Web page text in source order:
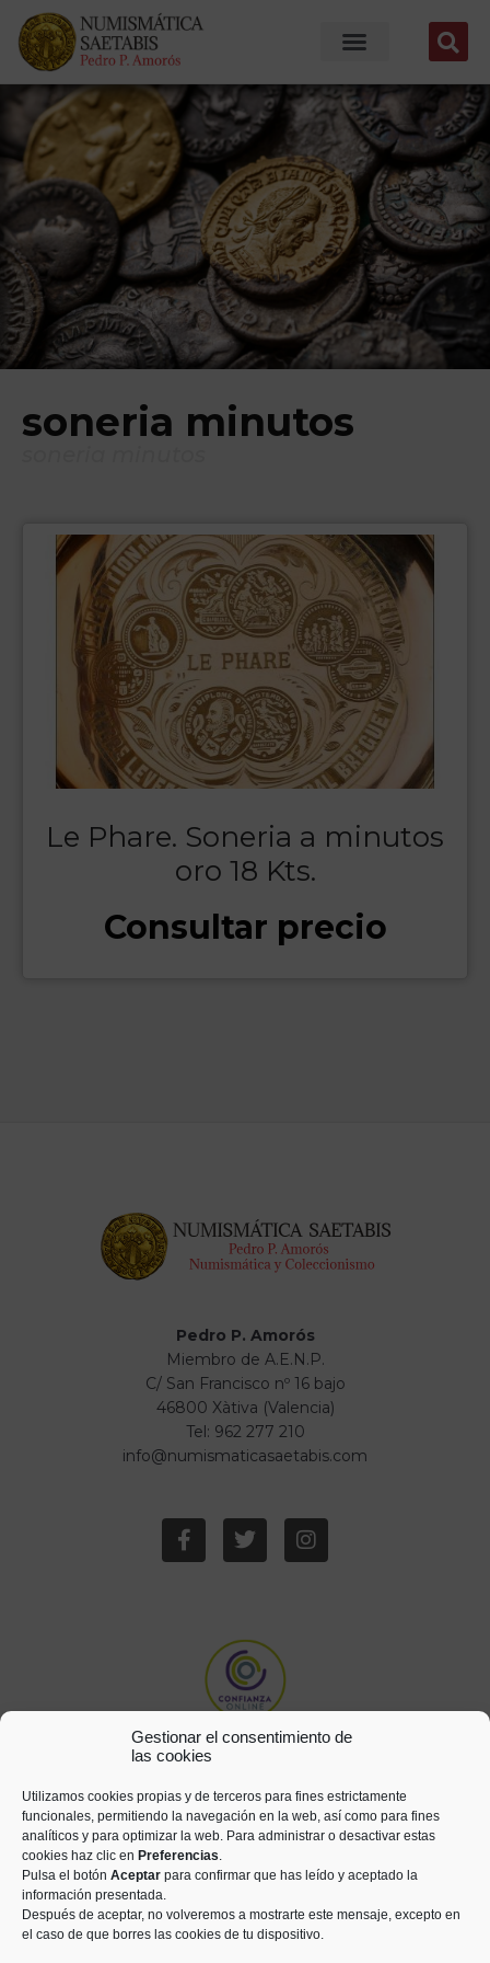
Gestionar el consentimiento de
las cookies
Utilizamos cookies propias y de terceros para fines estrictamente
funcionales, permitiendo la navegación en la web, así como para fines
analíticos y para optimizar la web. Para administrar o desactivar estas
cookies haz clic en Preferencias.
Pulsa el botón Aceptar para confirmar que has leído y aceptado la
información presentada.
Después de aceptar, no volveremos a mostrarte este mensaje, excepto en
el caso de que borres las cookies de tu dispositivo.
soneria minutos
Le Phare. Soneria a minutos
oro 18 Kts.
Consultar precio
Pedro P. Amorós
Miembro de A.E.N.P.
C/ San Francisco nº 16 bajo
46800 Xàtiva (Valencia)
Tel: 962 277 210
info@numismaticasaetabis.com